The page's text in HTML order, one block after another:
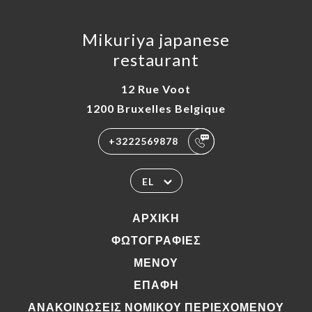
Mikuriya japanese
restaurant
12 Rue Voot
1200 Bruxelles Belgique
+3222569878
EL
ΑΡΧΙΚΉ
ΦΩΤΟΓΡΑΦΊΕΣ
ΜΕΝΟΎ
ΕΠΑΦΉ
ΑΝΑΚΟΙΝΏΣΕΙΣ ΝΟΜΙΚΟΎ ΠΕΡΙΕΧΟΜΈΝΟΥ